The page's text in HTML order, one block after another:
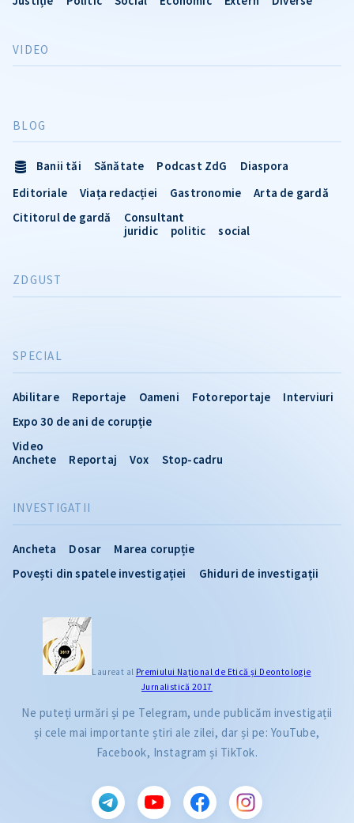
INVESTIGATII
Ancheta Dosar
Marea corupție
Povești din spatele investigației
Ghiduri de investigații
VIDEO
SPECIAL
Abilitare Reportaje Oameni Fotoreportaje
Interviuri
Expo 30 de ani de corupție
Video
Anchete
Reportaj Vox Stop-cadru
BLOG
Banii tăi Sănătate Podcast ZdG
Diaspora
Editoriale
Viața redacției Gastronomie
Arta de gardă
Cititorul de gardă
Consultant
juridic
politic social
ZDGUST
Laureat al Premiului Naţional de Etică și Deontologie
Jurnalistică 2017
Ne puteți urmări și pe Telegram, unde publicăm investigații
și cele mai importante știri ale zilei, dar și pe: YouTube,
Facebook, Instagram și TikTok.